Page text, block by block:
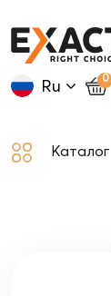
Ru 0
Каталог